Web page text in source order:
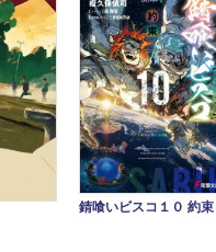
錆喰いビスコ１０ 約束